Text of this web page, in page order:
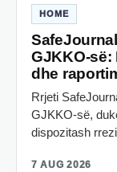
HOME
GJKKO-së:
dhe
Rrjeti
GJKKO-së,
dispozitash
7 AUG 2026